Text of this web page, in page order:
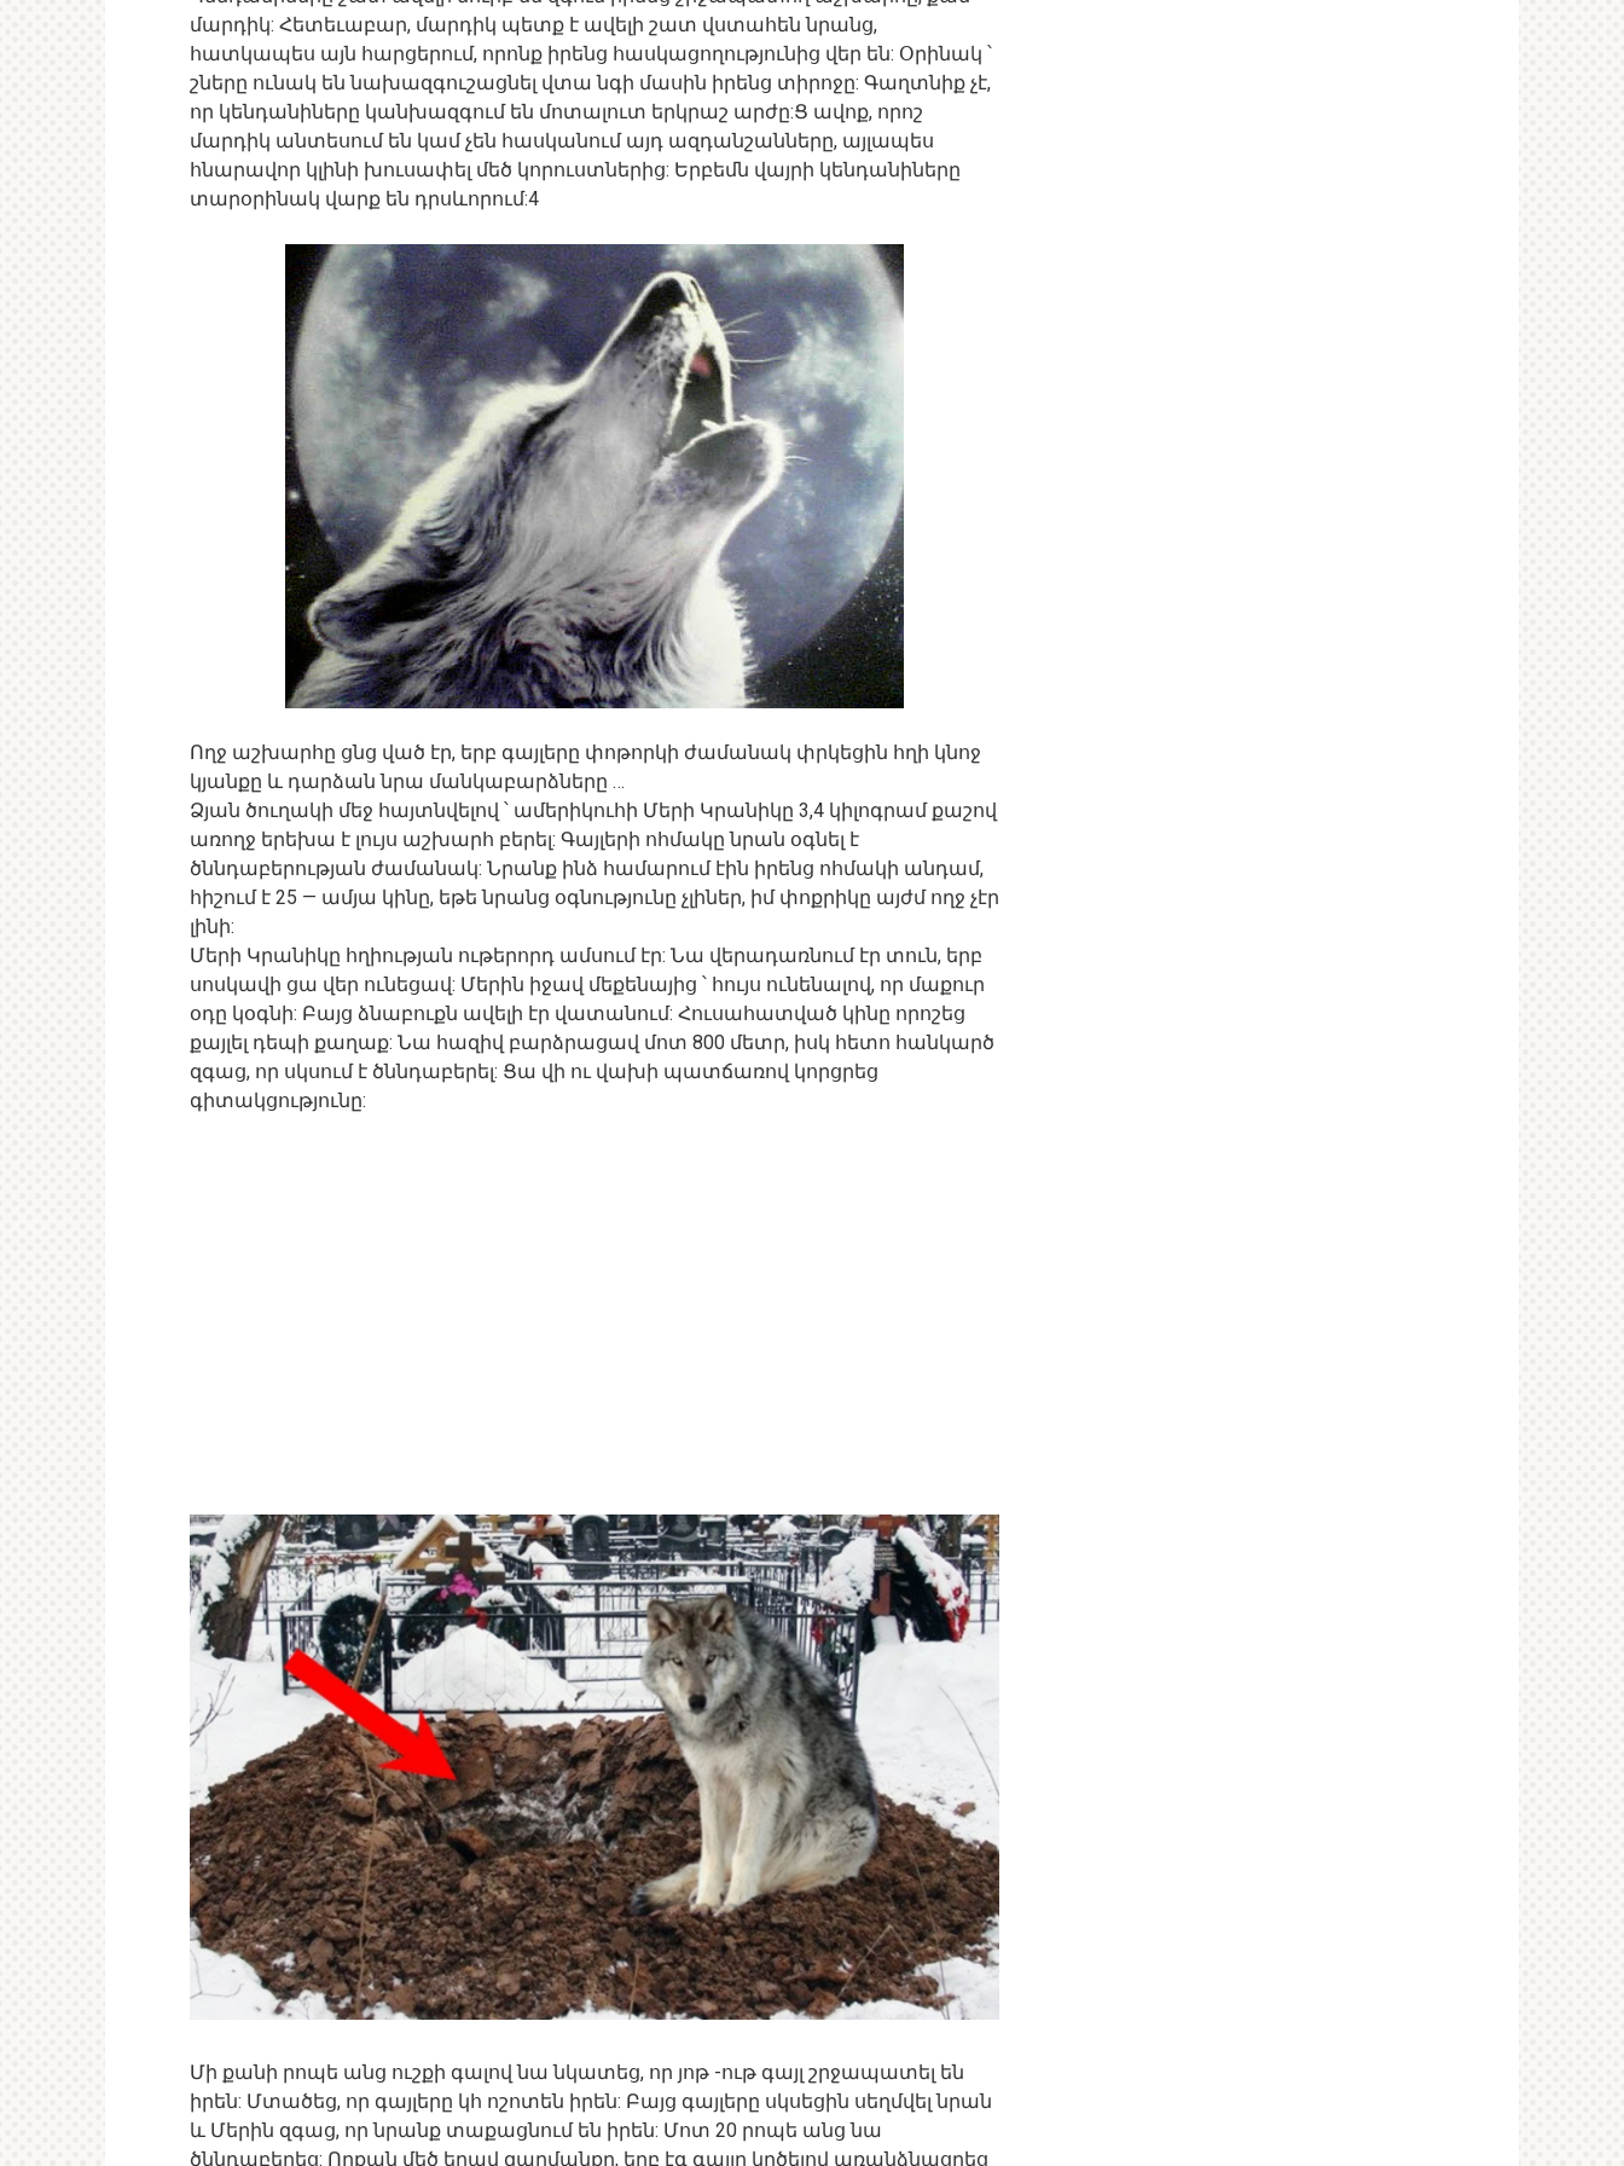
մարդիկ: Հետեւաբար, մարդիկ պետք է ավելի շատ վստահեն նրանց,
հատկապես այն հարցերում, որոնք իրենց հասկացողությունից վեր են: Օրինակ ՝
շները ունակ են նախազգուշացնել վտա նգի մասին իրենց տիրոջը: Գաղտնիք չէ,
որ կենդանիները կանխազգում են մոտալուտ երկրաշ արժը:Ց ավոք, որոշ
մարդիկ անտեսում են կամ չեն հասկանում այդ ազդանշանները, այլապես
հնարավոր կլինի խուսափել մեծ կորուստներից: Երբեմն վայրի կենդանիները
տարօրինակ վարք են դրսևորում:4
Ողջ աշխարհը ցնց ված էր, երբ գայլերը փոթորկի ժամանակ փրկեցին հղի կնոջ
կյանքը և դարձան նրա մանկաբարձները …
Ձյան ծուղակի մեջ հայտնվելով ՝ ամերիկուհի Մերի Կրանիկը 3,4 կիլոգրամ քաշով
առողջ երեխա է լույս աշխարհ բերել: Գայլերի ոհմակը նրան օգնել է
ծննդաբերության ժամանակ: Նրանք ինձ համարում էին իրենց ոհմակի անդամ,
հիշում է 25 — ամյա կինը, եթե նրանց օգնությունը չլիներ, իմ փոքրիկը այժմ ողջ չէր
լինի:
Մերի Կրանիկը հղիության ութերորդ ամսում էր: Նա վերադառնում էր տուն, երբ
սոսկավի ցա վեր ունեցավ: Մերին իջավ մեքենայից ՝ հույս ունենալով, որ մաքուր
օդը կօգնի: Բայց ձնաբուքն ավելի էր վատանում: Հուսահատված կինը որոշեց
քայլել դեպի քաղաք: Նա հազիվ բարձրացավ մոտ 800 մետր, իսկ հետո հանկարծ
զգաց, որ սկսում է ծննդաբերել: Ցա վի ու վախի պատճառով կորցրեց
գիտակցությունը:
Մի քանի րոպե անց ուշքի գալով նա նկատեց, որ յոթ -ութ գայլ շրջապատել են
իրեն: Մտածեց, որ գայլերը կհ ոշոտեն իրեն: Բայց գայլերը սկսեցին սեղմվել նրան
և Մերին զգաց, որ նրանք տաքացնում են իրեն: Մոտ 20 րոպե անց նա
ծննդաբերեց: Որքան մեծ եղավ զարմանքը, երբ էգ գայլը կրծելով առանձնացրեց